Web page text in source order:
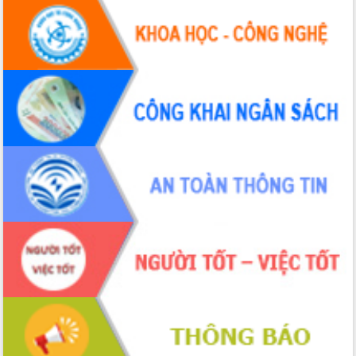
hiện nhiệm vụ quản lý tài sản công
hàng tuần
Tháo gỡ những vướng mắc, đẩy mạnh
công tác cải cách thủ tục hành chính
tại Trung tâm Phục vụ hành chính
công tỉnh
Đắk Lắk: Tôn vinh 46 giải pháp tại Hội
thi Sáng tạo Kỹ thuật 2024 - 2025
Đắk Lắk rà soát, điều chỉnh Đề án 190
về phát triển nuôi trồng thủy sản
Phó Chủ tịch UBND tỉnh Đắk Lắk
Trương Công Thái kiểm tra thực địa
Dự án cao tốc Khánh Hòa - Buôn Ma
Thuột
Định vị cà phê Việt Nam như một “di
sản sống” trong dòng chảy toàn cầu
Xây dựng nông thôn mới: Nâng cao đời
sống người dân từ những mô hình thiết
thực
Quyết liệt tháo gỡ vướng mắc, đẩy